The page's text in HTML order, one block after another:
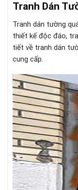
Tranh Dán
Tranh dán tường
thiết kế độc đáo,
tiết về tranh dán
cung cấp.